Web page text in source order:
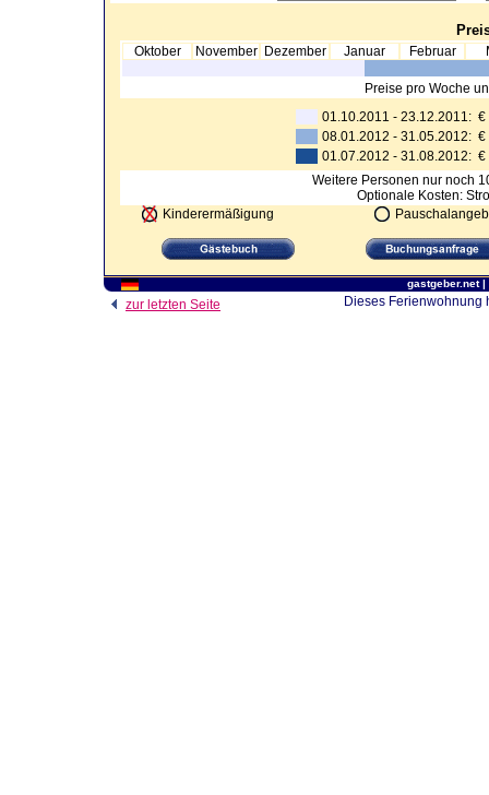
Oktober November Dezember Januar Februar
Preise pro Woche
01.10.2011 - 23.12.2011:
08.01.2012 - 31.05.2012:
01.07.2012 - 31.08.2012:
Weitere Personen nur noch
Optionale Kosten:
Kinderermäßigung
gastgeber.net|
zur letzten Seite Dieses Ferienwohnung